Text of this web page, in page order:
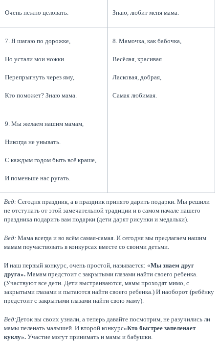
Очень нежно целовать. Знаю, любит меня мама.
7. Я шагаю по дорожке,
Но устали мои ножки
Перепрыгнуть через яму,
Кто поможет? Знаю мама.
8. Мамочка, как бабочка,
Весёлая, красивая.
Ласковая, добрая,
Самая любимая.
9. Мы желаем нашим мамам,
Никогда не унывать.
С каждым годом быть всё краше,
И поменьше нас ругать.
Вед: Сегодня праздник, а в праздник принято дарить подарки. Мы решили
не отступать от этой замечательной традиции и в самом начале нашего
праздника подарить вам подарки (дети дарят рисунки и медальки).
Вед: Мама всегда и во всём самая-самая. И сегодня мы предлагаем нашим
мамам поучаствовать в конкурсах вместе со своими детьми.
И наш первый конкурс, очень простой, называется: «Мы знаем друг
друга». Мамам предстоит с закрытыми глазами найти своего ребенка.
(Участвуют все дети. Дети выстраиваются, мамы проходят мимо, с
закрытыми глазами и пытаются найти своего ребенка.) И наоборот (ребёнку
предстоит с закрытыми глазами найти свою маму).
Вед:Деток вы своих узнали, а теперь давайте посмотрим, не разучились ли
мамы пеленать малышей. И второй конкурс«Кто быстрее запеленает
куклу». Участие могут принимать и мамы и бабушки.